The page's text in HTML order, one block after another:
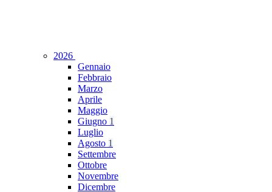
2026
Gennaio
Febbraio
Marzo
Aprile
Maggio
Giugno 1
Luglio
Agosto 1
Settembre
Ottobre
Novembre
Dicembre